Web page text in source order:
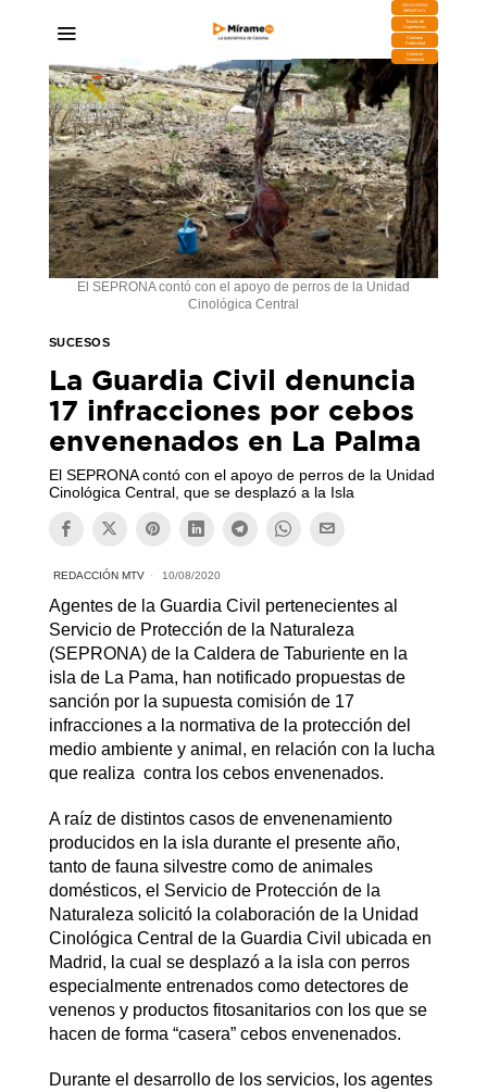
DESCARGA
MIRAPLAY
Buzón de
Sugerencias
Contratar
Publicidad
Contacto
Comercial
El SEPRONA contó con el apoyo de perros de la Unidad
Cinológica Central
SUCESOS
La Guardia Civil denuncia
17 infracciones por cebos
envenenados en La Palma
El SEPRONA contó con el apoyo de perros de la Unidad
Cinológica Central, que se desplazó a la Isla
REDACCIÓN MTV 10/08/2020
Agentes de la Guardia Civil pertenecientes al
Servicio de Protección de la Naturaleza
(SEPRONA) de la Caldera de Taburiente en la
isla de La Pama, han notificado propuestas de
sanción por la supuesta comisión de 17
infracciones a la normativa de la protección del
medio ambiente y animal, en relación con la lucha
que realiza contra los cebos envenenados.
A raíz de distintos casos de envenenamiento
producidos en la isla durante el presente año,
tanto de fauna silvestre como de animales
domésticos, el Servicio de Protección de la
Naturaleza solicitó la colaboración de la Unidad
Cinológica Central de la Guardia Civil ubicada en
Madrid, la cual se desplazó a la isla con perros
especialmente entrenados como detectores de
venenos y productos fitosanitarios con los que se
hacen de forma “casera” cebos envenenados.
Durante el desarrollo de los servicios, los agentes